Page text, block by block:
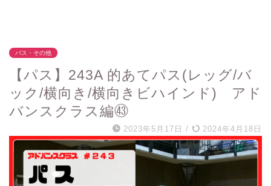
パス・その他
【パス】243A 的あてパス(レッグ/バ
ック/横向き/横向きビハインド) アド
バンスクラス編㊸
2023年5月17日 / 2024年4月18日